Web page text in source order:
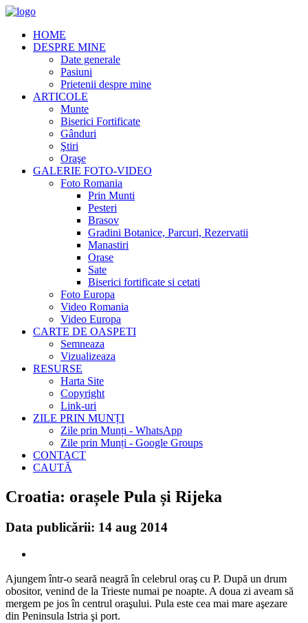
HOME
DESPRE MINE
Date generale
Pasiuni
Prietenii despre mine
ARTICOLE
Munte
Biserici Fortificate
Gânduri
Ştiri
Oraşe
GALERIE FOTO-VIDEO
Foto Romania
Prin Munti
Pesteri
Brasov
Gradini Botanice, Parcuri, Rezervatii
Manastiri
Orase
Sate
Biserici fortificate si cetati
Foto Europa
Video Romania
Video Europa
CARTE DE OASPETI
Semneaza
Vizualizeaza
RESURSE
Harta Site
Copyright
Link-uri
ZILE PRIN MUNȚI
Zile prin Munți - WhatsApp
Zile prin Munți - Google Groups
CONTACT
CAUTĂ
Croatia: orașele Pula și Rijeka
Data publicării: 14 aug 2014
Ajungem într-o seară neagră în celebrul oraş cu P. După un drum
obositor, venind de la Trieste numai pe noapte. A doua zi aveam să
mergem pe jos în centrul oraşului. Pula este cea mai mare aşezare
din Peninsula Istria şi port.